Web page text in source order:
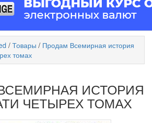
/ Товары / Продам Всемирная история
томах
ИСТОРИЯ
ЧЕТЫРЕХ ТОМАХ